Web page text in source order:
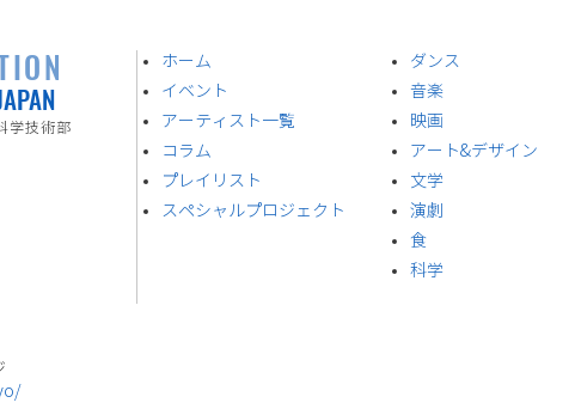
学技術部
ホーム
イベント
​アーティスト一覧
​コラム
プレイリスト
スペシャルプロジェクト
ダンス
音楽
​映画
アート&デザイン
​文学
演劇
食
​科学